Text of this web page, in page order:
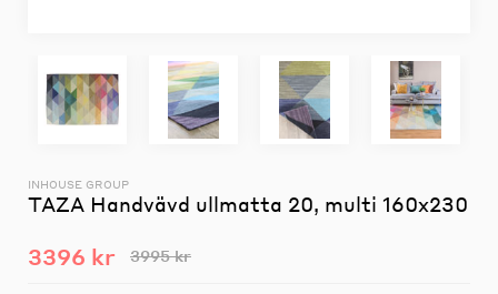
INHOUSE GROUP
TAZA Handvävd ullmatta 20, multi 160x230
3396 kr 3995 kr